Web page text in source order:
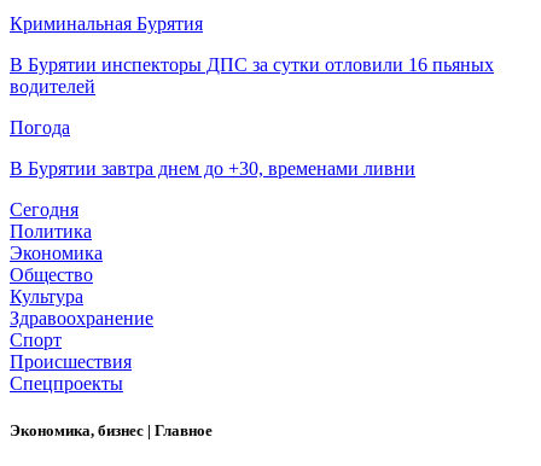
Криминальная Бурятия
В Бурятии инспекторы ДПС за сутки отловили 16 пьяных
водителей
Погода
В Бурятии завтра днем до +30, временами ливни
Сегодня
Политика
Экономика
Общество
Культура
Здравоохранение
Спорт
Происшествия
Спецпроекты
Экономика, бизнес | Главное